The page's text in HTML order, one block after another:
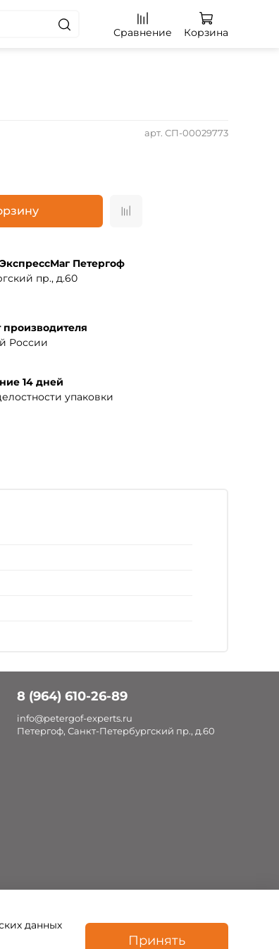
Сравнение Корзина
арт. СП-00029773
Петергоф
пр., д.60
России
14 дней
упаковки
8 (964) 610-26-89
info@petergof-experts.ru
Петергоф, Санкт-Петербургский пр., д.60
данных
Принять